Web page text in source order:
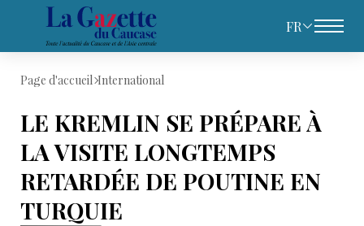
FR
Page d'accueil International
LE KREMLIN SE PRÉPARE À
LA VISITE LONGTEMPS
RETARDÉE DE POUTINE EN
TURQUIE